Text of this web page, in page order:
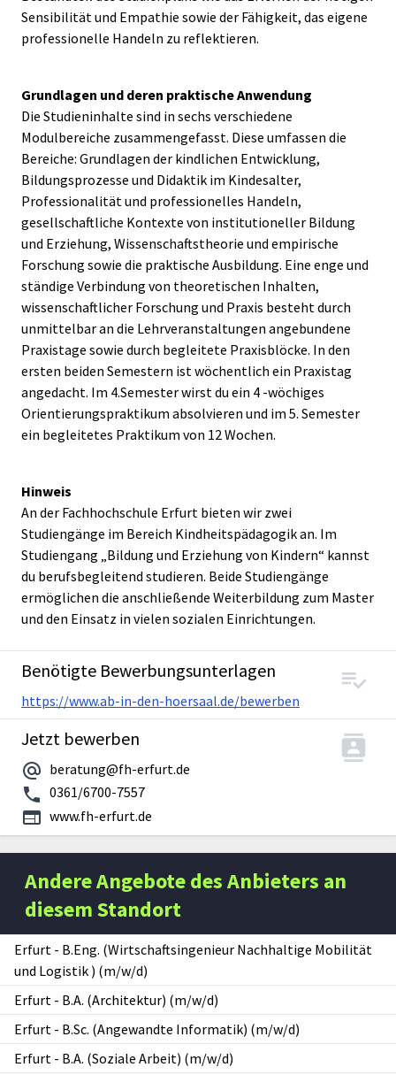
Sensibilität und Empathie sowie der Fähigkeit, das eigene
professionelle Handeln zu reflektieren.
Grundlagen und deren praktische Anwendung
Die Studieninhalte sind in sechs verschiedene
Modulbereiche zusammengefasst. Diese umfassen die
Bereiche: Grundlagen der kindlichen Entwicklung,
Bildungsprozesse und Didaktik im Kindesalter,
Professionalität und professionelles Handeln,
gesellschaftliche Kontexte von institutioneller Bildung
und Erziehung, Wissenschaftstheorie und empirische
Forschung sowie die praktische Ausbildung. Eine enge und
ständige Verbindung von theoretischen Inhalten,
wissenschaftlicher Forschung und Praxis besteht durch
unmittelbar an die Lehrveranstaltungen angebundene
Praxistage sowie durch begleitete Praxisblöcke. In den
ersten beiden Semestern ist wöchentlich ein Praxistag
angedacht. Im 4.Semester wirst du ein 4 -wöchiges
Orientierungspraktikum absolvieren und im 5. Semester
ein begleitetes Praktikum von 12 Wochen.
Hinweis
An der Fachhochschule Erfurt bieten wir zwei
Studiengänge im Bereich Kindheitspädagogik an. Im
Studiengang „Bildung und Erziehung von Kindern“ kannst
du berufsbegleitend studieren. Beide Studiengänge
ermöglichen die anschließende Weiterbildung zum Master
und den Einsatz in vielen sozialen Einrichtungen.
Benötigte Bewerbungsunterlagen
https://www.ab-in-den-hoersaal.de/bewerben
Jetzt bewerben
beratung@fh-erfurt.de
0361/6700-7557
www.fh-erfurt.de
Andere Angebote des Anbieters an
diesem Standort
Erfurt - B.Eng. (Wirtschaftsingenieur Nachhaltige Mobilität
und Logistik ) (m/w/d)
Erfurt - B.A. (Architektur) (m/w/d)
Erfurt - B.Sc. (Angewandte Informatik) (m/w/d)
Erfurt - B.A. (Soziale Arbeit) (m/w/d)